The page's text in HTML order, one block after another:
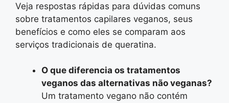
Veja respostas rápidas para dúvidas comuns
sobre tratamentos capilares veganos, seus
benefícios e como eles se comparam aos
serviços tradicionais de queratina.
O que diferencia os tratamentos
veganos das alternativas não veganas?
Um tratamento vegano não contém